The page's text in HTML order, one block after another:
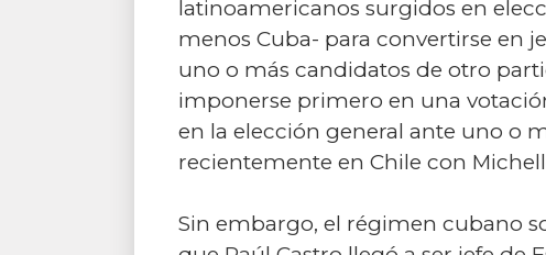
latinoamericanos surgidos en
menos Cuba- para convertirse en
uno o más candidatos de otro
imponerse primero en una
en la elección general ante uno o
recientemente en Chile con
Sin embargo, el régimen cubano